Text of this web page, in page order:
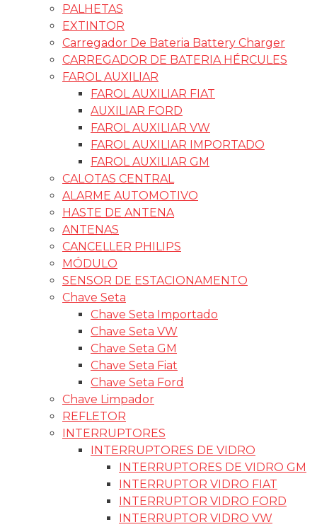
PALHETAS
EXTINTOR
Carregador De Bateria Battery Charger
CARREGADOR DE BATERIA HÉRCULES
FAROL AUXILIAR
FAROL AUXILIAR FIAT
AUXILIAR FORD
FAROL AUXILIAR VW
FAROL AUXILIAR IMPORTADO
FAROL AUXILIAR GM
CALOTAS CENTRAL
ALARME AUTOMOTIVO
HASTE DE ANTENA
ANTENAS
CANCELLER PHILIPS
MÓDULO
SENSOR DE ESTACIONAMENTO
Chave Seta
Chave Seta Importado
Chave Seta VW
Chave Seta GM
Chave Seta Fiat
Chave Seta Ford
Chave Limpador
REFLETOR
INTERRUPTORES
INTERRUPTORES DE VIDRO
INTERRUPTORES DE VIDRO GM
INTERRUPTOR VIDRO FIAT
INTERRUPTOR VIDRO FORD
INTERRUPTOR VIDRO VW